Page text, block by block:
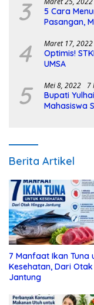
3
5 Cara
Pasangan,
4 Maret 17, 2022
Optimis!
UMSA
5 Mei 8, 2022 7
Bupati
Mahasiswa
Berita Artikel
7 Manfaat Ikan Tuna
Kesehatan, Dari
Jantung